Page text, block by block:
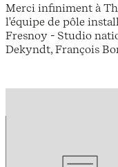
Merci infiniment à
l'équipe de pôle
Fresnoy - Studio
Dekyndt, François